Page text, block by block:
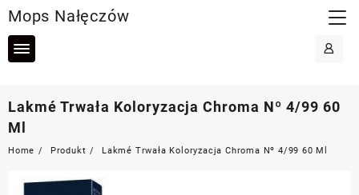
to
content
Mops Nałęczów
Lakmé Trwała Koloryzacja Chroma Nº 4/99 60
Ml
Home Produkt Lakmé Trwała Koloryzacja Chroma Nº 4/99 60 Ml